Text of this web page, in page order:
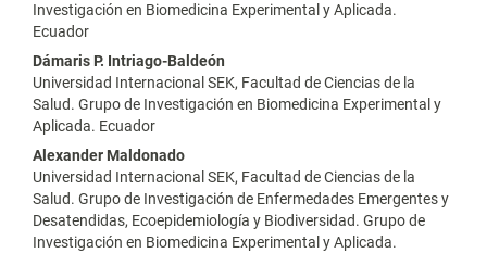
Investigación en Biomedicina Experimental y Aplicada.
Ecuador
Dámaris P. Intriago-Baldeón
Universidad Internacional SEK, Facultad de Ciencias de la
Salud. Grupo de Investigación en Biomedicina Experimental y
Aplicada. Ecuador
Alexander Maldonado
Universidad Internacional SEK, Facultad de Ciencias de la
Salud. Grupo de Investigación de Enfermedades Emergentes y
Desatendidas, Ecoepidemiología y Biodiversidad. Grupo de
Investigación en Biomedicina Experimental y Aplicada.